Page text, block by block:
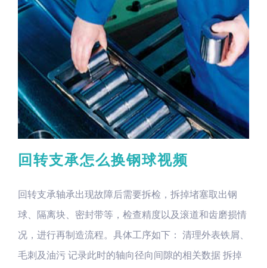
回转支承怎么换钢球视频
回转支承轴承出现故障后需要拆检，拆掉堵塞取出钢
球、隔离块、密封带等，检查精度以及滚道和齿磨损情
况，进行再制造流程。具体工序如下： 清理外表铁屑、
毛刺及油污 记录此时的轴向径向间隙的相关数据 拆掉